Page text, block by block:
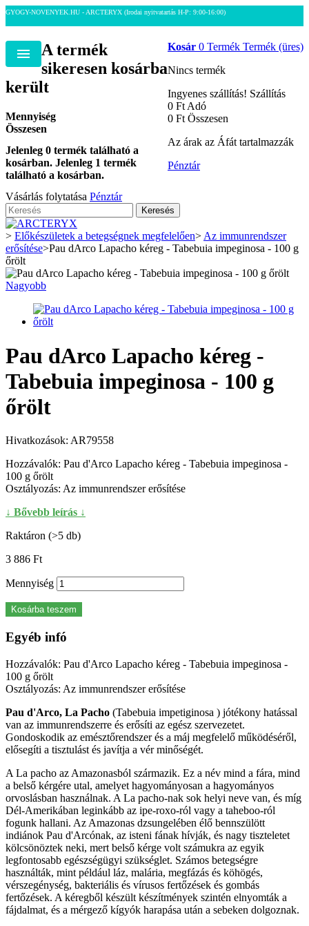
GYOGY-NOVENYEK.HU - ARCTERYX (Irodai nyitvatartás H-P: 9:00-16:00)
Menu
Kosár 0 Termék Termék (üres)
Nincs termék
Ingyenes szállítás! Szállítás
0 Ft‎ Adó
0 Ft‎ Összesen
Az árak az Áfát tartalmazzák
Pénztár
A termék
sikeresen kosárba
került
Mennyiség
Összesen
Jelenleg 0 termék található a
kosárban. Jelenleg 1 termék
található a kosárban.
Vásárlás folytatása Pénztár
Keresés
> Előkészületek a betegségnek megfelelően> Az immunrendszer
erősítése>Pau dArco Lapacho kéreg - Tabebuia impeginosa - 100 g
őrölt
Nagyobb
Pau dArco Lapacho kéreg -
Tabebuia impeginosa - 100 g
őrölt
Hivatkozások: AR79558
Hozzávalók: Pau d'Arco Lapacho kéreg - Tabebuia impeginosa -
100 g őrölt
Osztályozás: Az immunrendszer erősítése
↓ Bővebb leírás ↓
Raktáron (>5 db)
3 886 Ft‎
Mennyiség
Kosárba teszem
Egyéb infó
Hozzávalók: Pau d'Arco Lapacho kéreg - Tabebuia impeginosa -
100 g őrölt
Osztályozás: Az immunrendszer erősítése
Pau d'Arco, La Pacho (Tabebuia impetiginosa ) jótékony hatással
van az immunrendszerre és erősíti az egész szervezetet.
Gondoskodik az emésztőrendszer és a máj megfelelő működéséről,
elősegíti a tisztulást és javítja a vér minőségét.
A La pacho az Amazonasból származik. Ez a név mind a fára, mind
a belső kérgére utal, amelyet hagyományosan a hagyományos
orvoslásban használnak. A La pacho-nak sok helyi neve van, és míg
Dél-Amerikában leginkább az ipe-roxo-ról vagy a taheboo-ról
fogunk hallani. Az Amazonas dzsungelében élő bennszülött
indiánok Pau d'Arcónak, az isteni fának hívják, és nagy tiszteletet
kölcsönöztek neki, mert belső kérge volt számukra az egyik
legfontosabb egészségügyi szükséglet. Számos betegségre
használták, mint például láz, malária, megfázás és köhögés,
vérszegénység, bakteriális és vírusos fertőzések és gombás
fertőzések. A kéregből készült készítmények szintén elnyomták a
fájdalmat, és a mérgező kígyók harapása után a sebeken dolgoznak.